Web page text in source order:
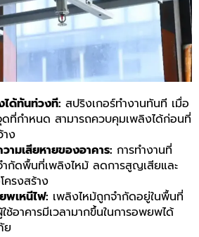
ด้ทันท่วงที: สปริงเกอร์ทำงานทันที เมื่อ
กำหนด สามารถควบคุมเพลิงได้ก่อนที่
าง
ามเสียหายของอาคาร: การทำงานที่
ำกัดพื้นที่เพลิงไหม้ ลดการสูญเสียและ
ครงสร้าง
พเหนีไฟ: เพลิงไหม้ถูกจำกัดอยู่ในพื้นที่
ใช้อาคารมีเวลามากขึ้นในการอพยพได้
ย